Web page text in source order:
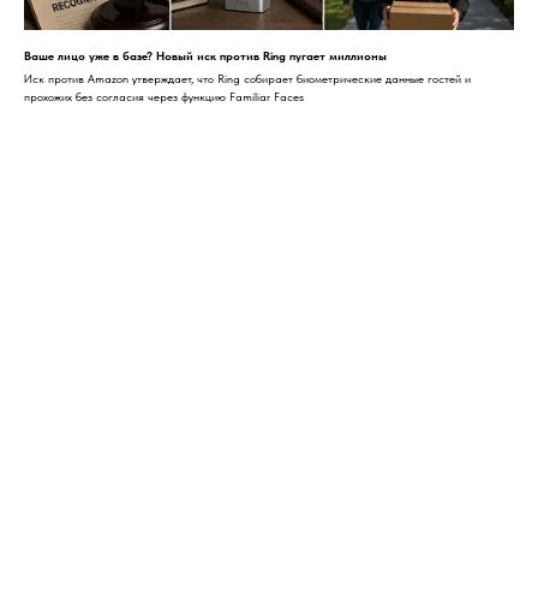
Ваше лицо уже в базе? Новый иск против Ring пугает миллионы
Иск против Amazon утверждает, что Ring собирает биометрические данные гостей и
прохожих без согласия через функцию Familiar Faces